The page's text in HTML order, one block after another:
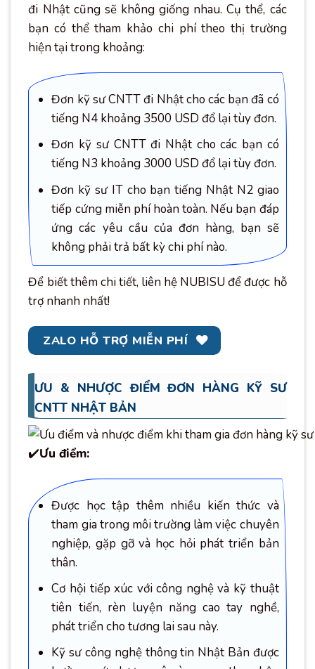
đi Nhật cũng sẽ không giống nhau. Cụ thể, các
bạn có thể tham khảo chi phí theo thị trường
hiện tại trong khoảng:
Đơn kỹ sư CNTT đi Nhật cho các bạn đã có
tiếng N4 khoảng 3500 USD đổ lại tùy đơn.
Đơn kỹ sư CNTT đi Nhật cho các bạn có
tiếng N3 khoảng 3000 USD đổ lại tùy đơn.
Đơn kỹ sư IT cho bạn tiếng Nhật N2 giao
tiếp cứng miễn phí hoàn toàn. Nếu bạn đáp
ứng các yêu cầu của đơn hàng, bạn sẽ
không phải trả bất kỳ chi phí nào.
Để biết thêm chi tiết, liên hệ NUBISU để được hỗ
trợ nhanh nhất!
ZALO HỖ TRỢ MIỄN PHÍ
ƯU & NHƯỢC ĐIỂM ĐƠN HÀNG KỸ SƯ
CNTT NHẬT BẢN
✔️Ưu điểm:
Được học tập thêm nhiều kiến thức và
tham gia trong môi trường làm việc chuyên
nghiệp, gặp gỡ và học hỏi phát triển bản
thân.
Cơ hội tiếp xúc với công nghệ và kỹ thuật
tiên tiến, rèn luyện năng cao tay nghề,
phát triển cho tương lai sau này.
Kỹ sư công nghệ thông tin Nhật Bản được